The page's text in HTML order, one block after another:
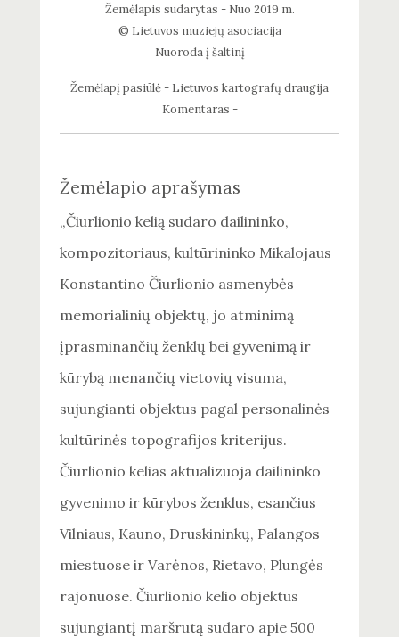
Žemėlapis sudarytas - Nuo 2019 m.
© Lietuvos muziejų asociacija
Nuoroda į šaltinį
Žemėlapį pasiūlė - Lietuvos kartografų draugija
Komentaras -
Žemėlapio aprašymas
„Čiurlionio kelią sudaro dailininko,
kompozitoriaus, kultūrininko Mikalojaus
Konstantino Čiurlionio asmenybės
memorialinių objektų, jo atminimą
įprasminančių ženklų bei gyvenimą ir
kūrybą menančių vietovių visuma,
sujungianti objektus pagal personalinės
kultūrinės topografijos kriterijus.
Čiurlionio kelias aktualizuoja dailininko
gyvenimo ir kūrybos ženklus, esančius
Vilniaus, Kauno, Druskininkų, Palangos
miestuose ir Varėnos, Rietavo, Plungės
rajonuose. Čiurlionio kelio objektus
sujungiantį maršrutą sudaro apie 500